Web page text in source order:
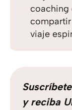
coaching
compartir
viaje
y reciba